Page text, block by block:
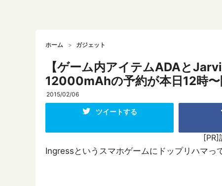
ホーム ガジェット
【ゲーム内アイテムADAと
12000mAhの予約が本日12時〜
2015/02/06
ツイートする
[PR]
Ingressというスマホゲームにドップリハマっ